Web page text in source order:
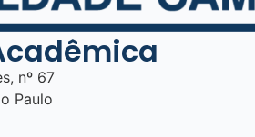
nº 67
Paulo